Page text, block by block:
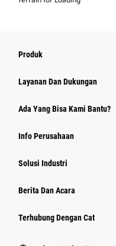
Produk
Layanan Dan Dukungan
Ada Yang Bisa Kami Bantu?
Info Perusahaan
Solusi Industri
Berita Dan Acara
Terhubung Dengan Cat